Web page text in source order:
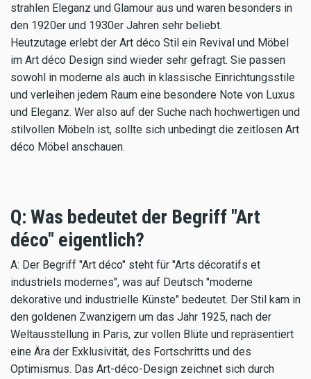
strahlen Eleganz und Glamour aus und waren besonders in
den 1920er und 1930er Jahren sehr beliebt.
Heutzutage erlebt der Art déco Stil ein Revival und Möbel
im Art déco Design sind wieder sehr gefragt. Sie passen
sowohl in moderne als auch in klassische Einrichtungsstile
und verleihen jedem Raum eine besondere Note von Luxus
und Eleganz. Wer also auf der Suche nach hochwertigen und
stilvollen Möbeln ist, sollte sich unbedingt die zeitlosen Art
déco Möbel anschauen.
Q: Was bedeutet der Begriff "Art
déco" eigentlich?
A: Der Begriff "Art déco" steht für "Arts décoratifs et
industriels modernes", was auf Deutsch "moderne
dekorative und industrielle Künste" bedeutet. Der Stil kam in
den goldenen Zwanzigern um das Jahr 1925, nach der
Weltausstellung in Paris, zur vollen Blüte und repräsentiert
eine Ära der Exklusivität, des Fortschritts und des
Optimismus. Das Art-déco-Design zeichnet sich durch